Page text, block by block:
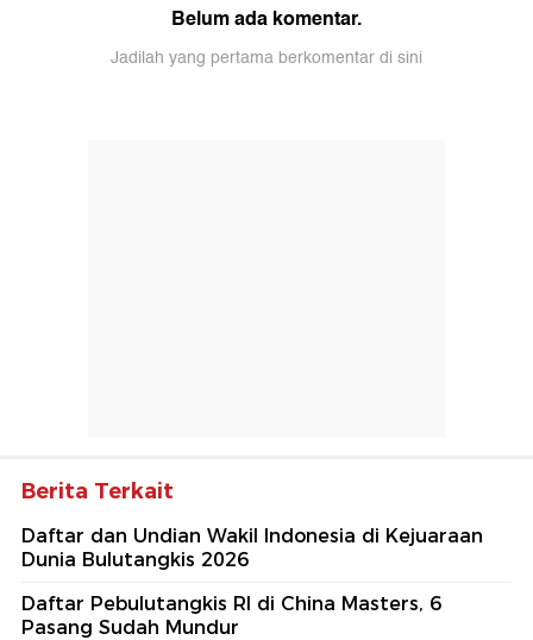
Belum ada komentar.
Jadilah yang pertama berkomentar di sini
Berita Terkait
Daftar dan Undian Wakil Indonesia di Kejuaraan
Dunia Bulutangkis 2026
Daftar Pebulutangkis RI di China Masters, 6
Pasang Sudah Mundur